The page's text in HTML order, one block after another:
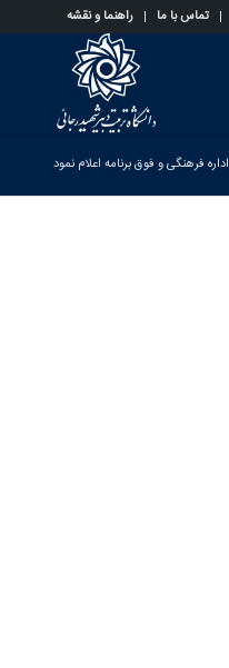
تماس با ما راهنما و نقشه
اداره فرهنگی و فوق برنامه اعلام نمود